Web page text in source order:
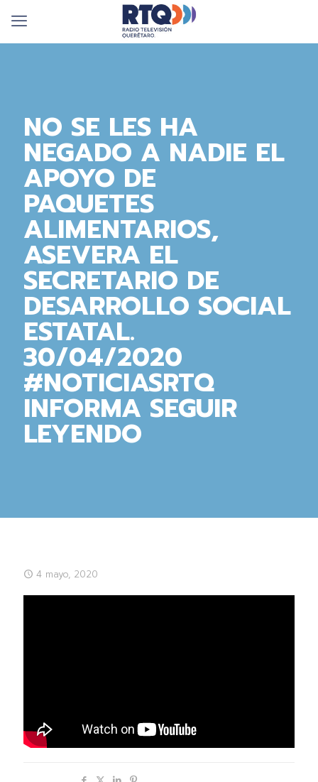
NO SE LES HA
NEGADO A NADIE EL
APOYO DE
PAQUETES
ALIMENTARIOS,
ASEVERA EL
SECRETARIO DE
DESARROLLO SOCIAL
ESTATAL.
30/04/2020
#NOTICIASRTQ
INFORMA SEGUIR
LEYENDO
4 mayo, 2020